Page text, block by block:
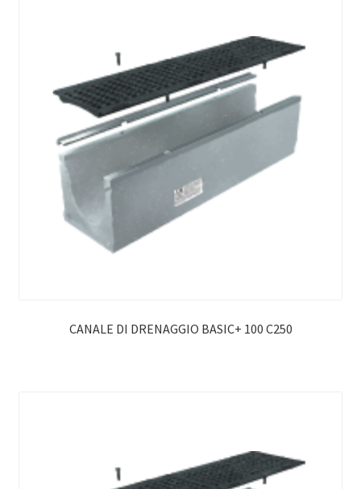
CANALE DI DRENAGGIO BASIC+ 100 C250